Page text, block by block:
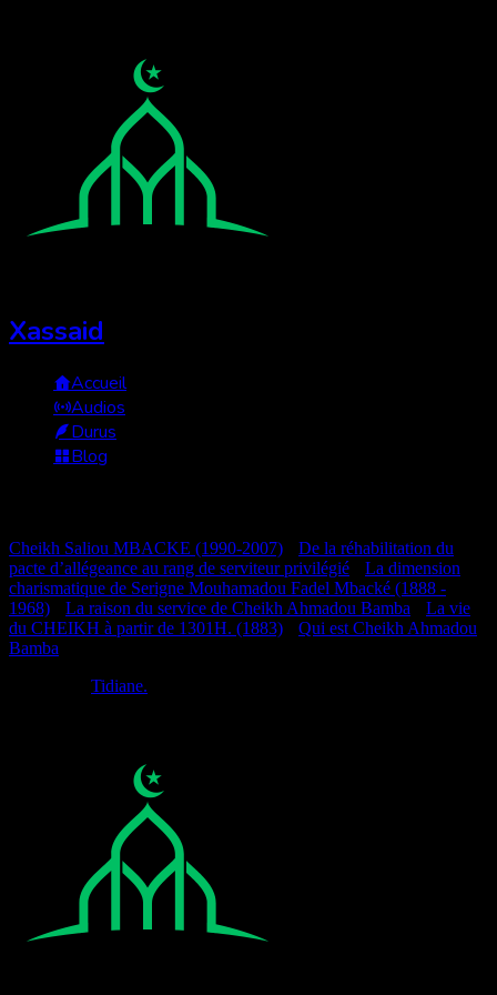
Xassaid
Accueil
Audios
Durus
Blog
Cheikh Saliou MBACKE (1990-2007)
De la réhabilitation du
pacte d’allégeance au rang de serviteur privilégié
La dimension
charismatique de Serigne Mouhamadou Fadel Mbacké (1888 -
1968)
La raison du service de Cheikh Ahmadou Bamba
La vie
du CHEIKH à partir de 1301H. (1883)
Qui est Cheikh Ahmadou
Bamba
Tidiane.